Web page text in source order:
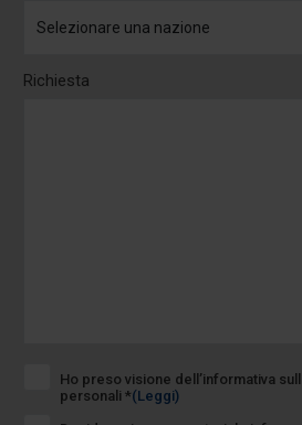
Richiesta
Ho preso visione dell’informativa
personali *(Leggi)